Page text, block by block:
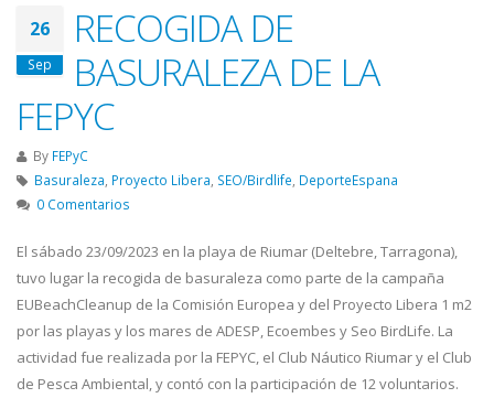
26
Sep
RECOGIDA DE
BASURALEZA DE LA
FEPYC
By FEPyC
Basuraleza Proyecto Libera SEO/Birdlife DeporteEspana
0 Comentarios
El sábado 23/09/2023 en la playa de Riumar (Deltebre, Tarragona),
tuvo lugar la recogida de basuraleza como parte de la campaña
EUBeachCleanup de la Comisión Europea y del Proyecto Libera 1 m2
por las playas y los mares de ADESP, Ecoembes y Seo BirdLife. La
actividad fue realizada por la FEPYC, el Club Náutico Riumar y el Club
de Pesca Ambiental, y contó con la participación de 12 voluntarios.